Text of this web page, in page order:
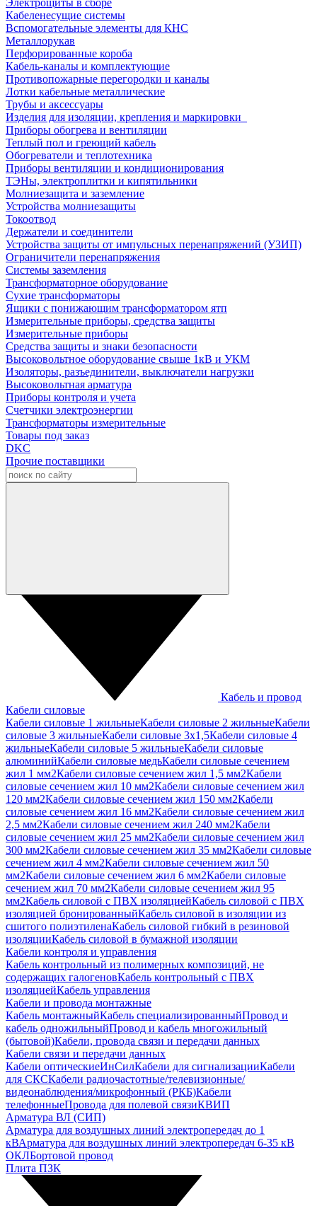
Электрощиты в сборе
Кабеленесущие системы
Вспомогательные элементы для КНС
Металлорукав
Перфорированные короба
Кабель-каналы и комплектующие
Противопожарные перегородки и каналы
Лотки кабельные металлические
Трубы и аксессуары
Изделия для изоляции, крепления и маркировки
Приборы обогрева и вентиляции
Теплый пол и греющий кабель
Обогреватели и теплотехника
Приборы вентиляции и кондиционирования
ТЭНы, электроплитки и кипятильники
Молниезащита и заземление
Устройства молниезащиты
Токоотвод
Держатели и соединители
Устройства защиты от импульсных перенапряжений (УЗИП)
Ограничители перенапряжения
Системы заземления
Трансформаторное оборудование
Сухие трансформаторы
Ящики с понижающим трансформатором ятп
Измерительные приборы, средства защиты
Измерительные приборы
Средства защиты и знаки безопасности
Высоковольтное оборудование свыше 1кВ и УКМ
Изоляторы, разъединители, выключатели нагрузки
Высоковольтная арматура
Приборы контроля и учета
Счетчики электроэнергии
Трансформаторы измерительные
Товары под заказ
DKC
Прочие поставщики
Кабель и провод
Кабели силовые
Кабели силовые 1 жильныеКабели силовые 2 жильныеКабели
силовые 3 жильныеКабели силовые 3х1,5Кабели силовые 4
жильныеКабели силовые 5 жильныеКабели силовые
алюминийКабели силовые медьКабели силовые сечением
жил 1 мм2Кабели силовые сечением жил 1,5 мм2Кабели
силовые сечением жил 10 мм2Кабели силовые сечением жил
120 мм2Кабели силовые сечением жил 150 мм2Кабели
силовые сечением жил 16 мм2Кабели силовые сечением жил
2,5 мм2Кабели силовые сечением жил 240 мм2Кабели
силовые сечением жил 25 мм2Кабели силовые сечением жил
300 мм2Кабели силовые сечением жил 35 мм2Кабели силовые
сечением жил 4 мм2Кабели силовые сечением жил 50
мм2Кабели силовые сечением жил 6 мм2Кабели силовые
сечением жил 70 мм2Кабели силовые сечением жил 95
мм2Кабель силовой с ПВХ изоляциейКабель силовой с ПВХ
изоляцией бронированныйКабель силовой в изоляции из
сшитого полиэтиленаКабель силовой гибкий в резиновой
изоляцииКабель силовой в бумажной изоляции
Кабели контроля и управления
Кабель контрольный из полимерных композиций, не
содержащих галогеновКабель контрольный с ПВХ
изоляциейКабель управления
Кабели и провода монтажные
Кабель монтажныйКабель специализированныйПровод и
кабель одножильныйПровод и кабель многожильный
(бытовой)Кабели, провода связи и передачи данных
Кабели связи и передачи данных
Кабели оптическиеИнСилКабели для сигнализацииКабели
для СКСКабели радиочастотные/телевизионные/
видеонаблюдения/микрофонный (РКБ)Кабели
телефонныеПровода для полевой связиКВИП
Арматура ВЛ (СИП)
Арматура для воздушных линий электропередач до 1
кВАрматура для воздушных линий электропередач 6-35 кВ
ОКЛБортовой провод
Плита ПЗК